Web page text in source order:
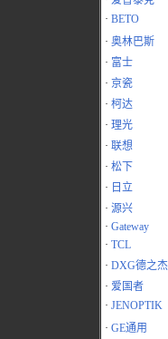
· BETO
· 奥林巴斯
· 富士
· 京瓷
· 柯达
· 理光
· 联想
· 松下
· 日立
· 源兴
· Gateway
· TCL
· DXG德之杰
· 爱国者
· JENOPTIK
· GE通用